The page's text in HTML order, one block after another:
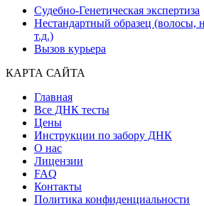
Судебно-Генетическая экспертиза
Нестандартный образец (волосы,
т.д.)
Вызов курьера
КАРТА САЙТА
Главная
Все ДНК тесты
Цены
Инструкции по забору ДНК
О нас
Лицензии
FAQ
Контакты
Политика конфиденциальности